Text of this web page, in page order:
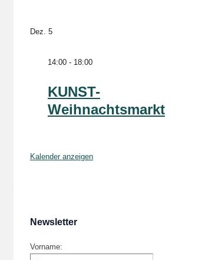
Dez. 5
14:00 - 18:00
KUNST-
Weihnachtsmarkt
Kalender anzeigen
Newsletter
Vorname: